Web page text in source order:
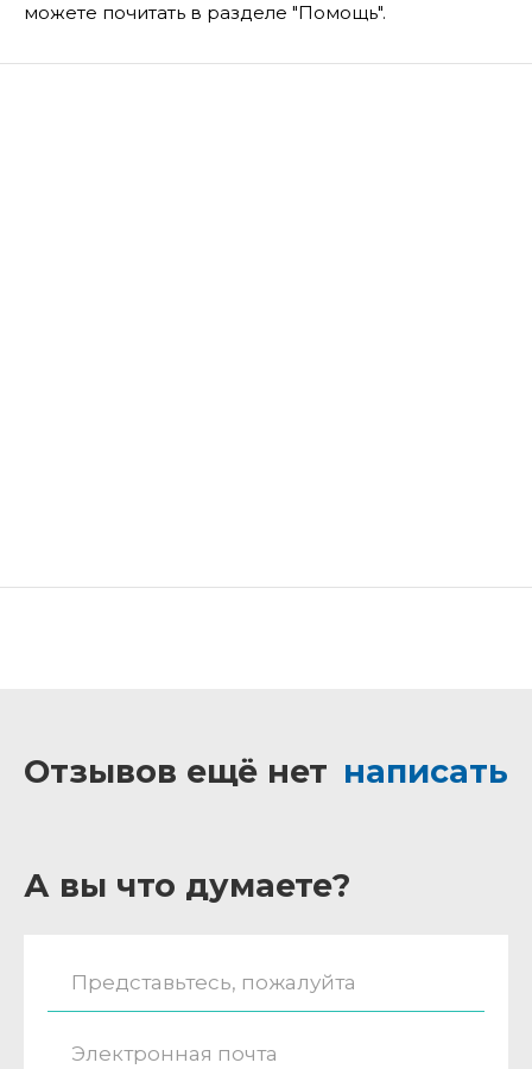
можете почитать в разделе "Помощь".
Отзывов ещё нет написать
А вы что думаете?